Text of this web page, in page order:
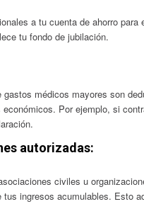
a tu cuenta de ahorro
tu fondo de jubilación.
médicos mayores son
Por ejemplo, si
autorizadas:
civiles u
ingresos acumulables. Esto